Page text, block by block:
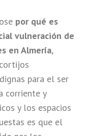
por qué es
vulneración de
en Almería,
para el ser
corriente y
y los espacios
es que el